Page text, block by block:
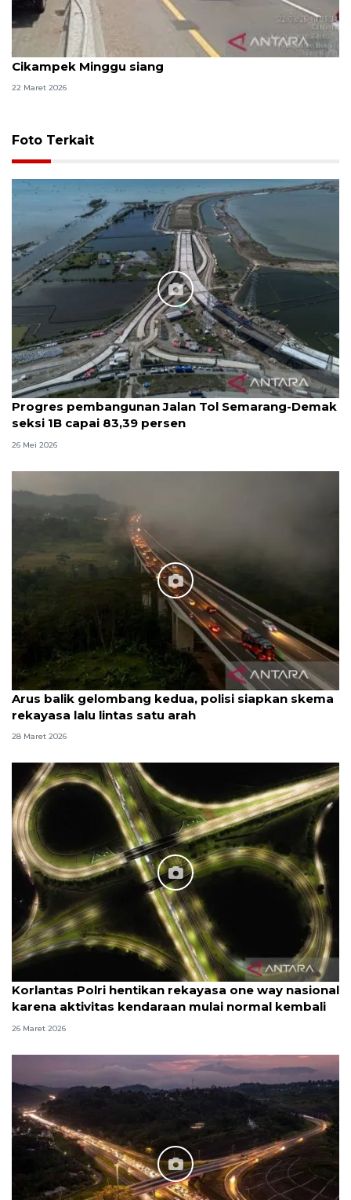
Jasamarga terapkan "contraflow" di Tol Jakarta-
Cikampek Minggu siang
22 Maret 2026
Foto Terkait
Progres pembangunan Jalan Tol Semarang-Demak
seksi 1B capai 83,39 persen
26 Mei 2026
Arus balik gelombang kedua, polisi siapkan skema
rekayasa lalu lintas satu arah
28 Maret 2026
Korlantas Polri hentikan rekayasa one way nasional
karena aktivitas kendaraan mulai normal kembali
26 Maret 2026